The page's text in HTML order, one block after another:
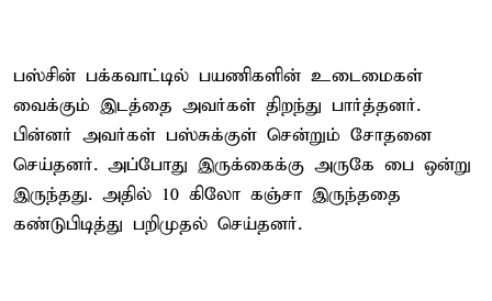
பஸ்சின் பக்கவாட்டில் பயணிகளின் உடைமைகள்
வைக்கும் இடத்தை அவர்கள் திறந்து பார்த்தனர்.
பின்னர் அவர்கள் பஸ்சுக்குள் சென்றும் சோதனை
செய்தனர். அப்போது இருக்கைக்கு அருகே பை ஒன்று
இருந்தது. அதில் 10 கிலோ கஞ்சா இருந்ததை
கண்டுபிடித்து பறிமுதல் செய்தனர்.